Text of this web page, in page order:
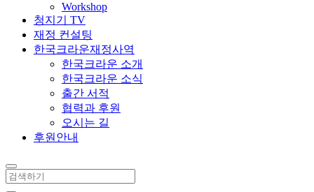
Workshop
청지기 TV
재정 컨설팅
한국크라운재정사역
한국크라운 소개
한국크라운 소식
출간 서적
협력과 후원
오시는 길
후원안내